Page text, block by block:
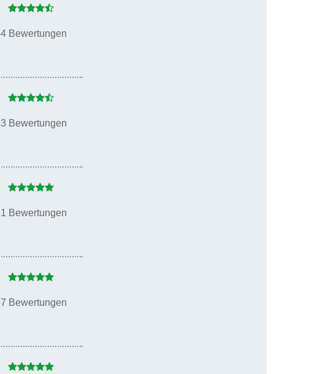
Bewertungen
Bewertungen
Bewertungen
Bewertungen